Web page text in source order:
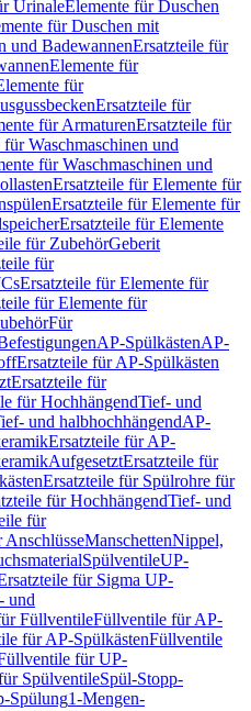
UrinaleElemente für Duschen
für Duschen mit
und BadewannenErsatzteile für
Elemente für
für
Ersatzteile für
für ArmaturenErsatzteile für
für Waschmaschinen und
für Waschmaschinen und
Ersatzteile für Elemente für
Ersatzteile für Elemente für
Ersatzteile für Elemente
für ZubehörGeberit
für
Ersatzteile für Elemente für
für Elemente für
Für
AP-SpülkästenAP-
Ersatzteile für AP-Spülkästen
Ersatzteile für
für HochhängendTief- und
und halbhochhängendAP-
Ersatzteile für AP-
AufgesetztErsatzteile für
Ersatzteile für Spülrohre für
für HochhängendTief- und
für
AnschlüsseManschettenNippel,
SpülventileUP-
für Sigma UP-
und
FüllventileFüllventile für AP-
für AP-SpülkästenFüllventile
für UP-
SpülventileSpül-Stopp-
Spülung1-Mengen-